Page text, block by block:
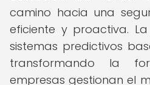
camino hacia una
eficiente y proactiva.
sistemas predictivos
transformando la
empresas gestionan el